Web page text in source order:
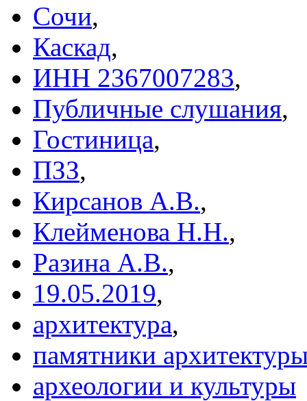
Сочи,
Каскад,
ИНН 2367007283,
Публичные слушания,
Гостиница,
ПЗЗ,
Кирсанов А.В.,
Клейменова Н.Н.,
Разина А.В.,
19.05.2019,
архитектура,
памятники
археологии и культуры